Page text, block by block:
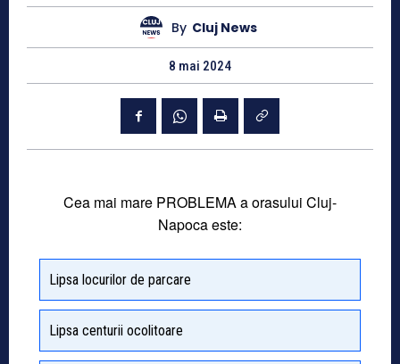
By Cluj News
8 mai 2024
Cea mai mare PROBLEMA a orasului Cluj-
Napoca este:
Lipsa locurilor de parcare
Lipsa centurii ocolitoare